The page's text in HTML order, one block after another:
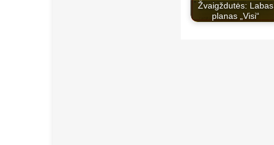
Žvaigždutės: Labas
planas „Visi“